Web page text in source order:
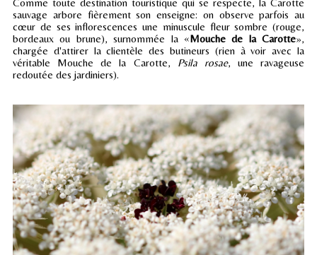
sauvage arbore fièrement son enseigne: on observe parfois au
cœur de ses inflorescences une minuscule fleur sombre (rouge,
bordeaux ou brune), surnommée la «Mouche de la Carotte»,
chargée d'attirer la clientèle des butineurs (rien à voir avec la
véritable Mouche de la Carotte, Psila rosae, une ravageuse
redoutée des jardiniers).